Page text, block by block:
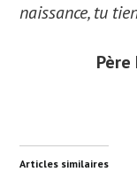
naissance, tu
Père
Articles similaires